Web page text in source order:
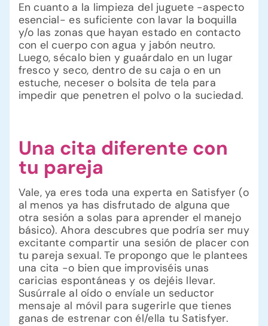
En cuanto a la limpieza del juguete -aspecto
esencial- es suficiente con lavar la boquilla
y/o las zonas que hayan estado en contacto
con el cuerpo con agua y jabón neutro.
Luego, sécalo bien y guaárdalo en un lugar
fresco y seco, dentro de su caja o en un
estuche, neceser o bolsita de tela para
impedir que penetren el polvo o la suciedad.
Una cita diferente con
tu pareja
Vale, ya eres toda una experta en Satisfyer (o
al menos ya has disfrutado de alguna que
otra sesión a solas para aprender el manejo
básico). Ahora descubres que podría ser muy
excitante compartir una sesión de placer con
tu pareja sexual. Te propongo que le plantees
una cita -o bien que improviséis unas
caricias espontáneas y os dejéis llevar.
Susúrrale al oído o envíale un seductor
mensaje al móvil para sugerirle que tienes
ganas de estrenar con él/ella tu Satisfyer.